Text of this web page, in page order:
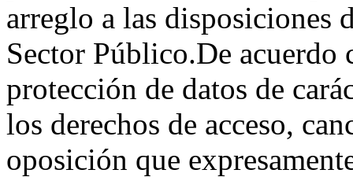
arreglo a las disposiciones
Sector Público.De acuerdo
protección de datos de
los derechos de acceso,
oposición que